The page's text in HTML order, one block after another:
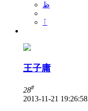
ظ
ٱ
王子庸
28#
2013-11-21 19:26:58